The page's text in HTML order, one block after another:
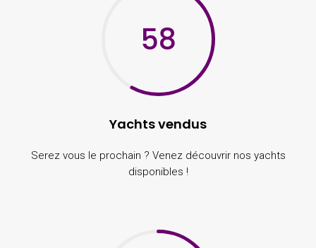
58
Yachts vendus
Serez vous le prochain ? Venez découvrir nos yachts
disponibles !